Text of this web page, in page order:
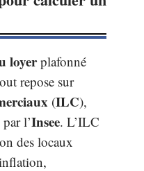
loyerplafonné
repose sur
(ILC),
l’Insee. L’ILC
des locaux